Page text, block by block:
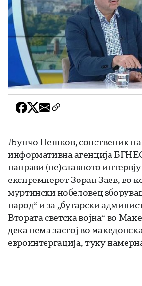
Љупчо Нешков, сопственик на
информативна агенција
направи (не)славното интервју
експремиерот Зоран Заев, во
муртински нобеловец
народ“ и за „бугарски
Втората светска војна“ во
дека нема застој во
евроинтергација, туку